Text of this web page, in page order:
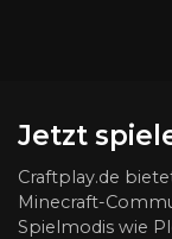
Jetzt
Craftplay.de
Minecraft-
Spielmodis wie